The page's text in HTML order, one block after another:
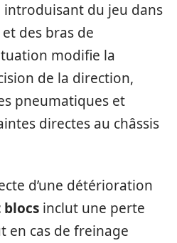
introduisant du jeu dans
des bras de
modifie la
de la direction,
pneumatiques et
directes au châssis
d’une détérioration
inclut une perte
en cas de freinage